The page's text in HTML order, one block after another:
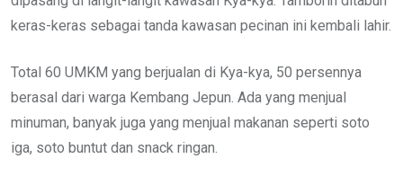
keras-keras sebagai tanda kawasan pecinan ini kembali lahir.
Total 60 UMKM yang berjualan di Kya-kya, 50 persennya
berasal dari warga Kembang Jepun. Ada yang menjual
minuman, banyak juga yang menjual makanan seperti soto
iga, soto buntut dan snack ringan.